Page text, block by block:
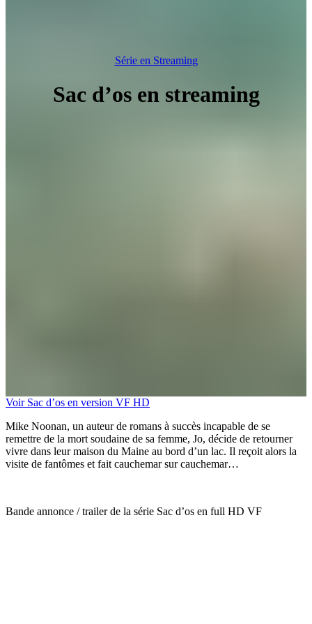
Série en Streaming
Sac d’os en streaming
Voir Sac d’os en version VF HD
Mike Noonan, un auteur de romans à succès incapable de se
remettre de la mort soudaine de sa femme, Jo, décide de retourner
vivre dans leur maison du Maine au bord d’un lac. Il reçoit alors la
visite de fantômes et fait cauchemar sur cauchemar…
Bande annonce / trailer de la série Sac d’os en full HD VF